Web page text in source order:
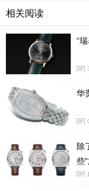
1）、41mm白金
配蓝色复合材料
0、2000、1000枚
相关阅读
“
华
除
些